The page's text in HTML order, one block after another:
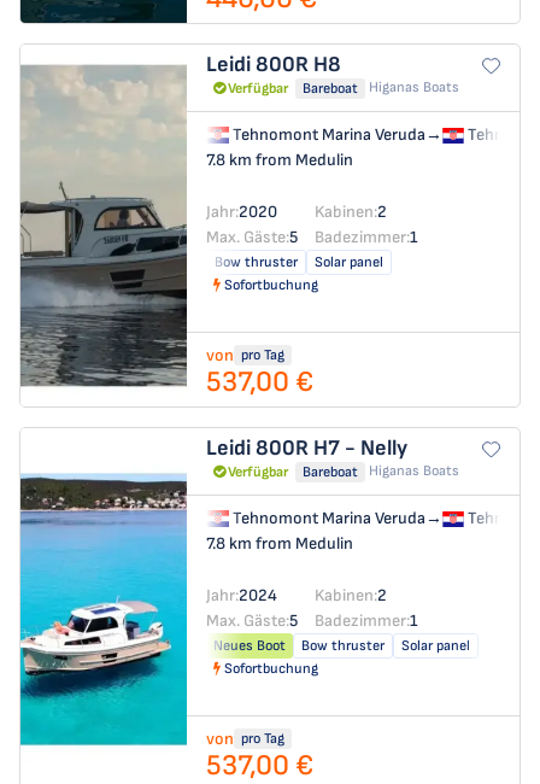
Leidi 800R H8
Verfügbar Bareboat Higanas Boats
Tehnomont Marina Veruda→
7.8 km from Medulin
Jahr:2020 Kabinen:2
Max. Gäste:5 Badezimmer:1
Bow thruster
Solar panel
Sofortbuchung
von pro Tag
537,00 €
Leidi 800R H7 - Nelly
Verfügbar Bareboat Higanas Boats
Tehnomont Marina Veruda→
7.8 km from Medulin
Jahr:2024 Kabinen:2
Max. Gäste:5 Badezimmer:1
Neues Boot Bow thruster
Solar panel
Sofortbuchung
von pro Tag
537,00 €